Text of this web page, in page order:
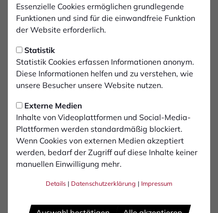
Essenzielle Cookies ermöglichen grundlegende
Funktionen und sind für die einwandfreie Funktion
der Website erforderlich.
Statistik
Statistik Cookies erfassen Informationen anonym.
Diese Informationen helfen und zu verstehen, wie
unsere Besucher unsere Website nutzen.
Externe Medien
Inhalte von Videoplattformen und Social-Media-
Plattformen werden standardmäßig blockiert.
Wenn Cookies von externen Medien akzeptiert
werden, bedarf der Zugriff auf diese Inhalte keiner
manuellen Einwilligung mehr.
Details | Datenschutzerklärung | Impressum
Fan-Infos zum Spiel in
Düren
Am Samstag (01.03) ist der 1. FC Bocholt
auswärts im Einsatz! Auf der Westkampfbahn
trifft das Team auf den 1. FC Düren. Anstoß
Der Gästeparkplatz befindet sich auf der Papiermühle
67, 52349 Düren von dort sind es 400 Meter bis zum
Stadion. Die Fanbusse können direkt vor dem
Gästeblock zum Ein- und Austieg halten und dann auf
der Mariaweilerstraße 61, 52349 Düren parken.
Unterwegs ist ein Fanbus der Brigade Bocholt.